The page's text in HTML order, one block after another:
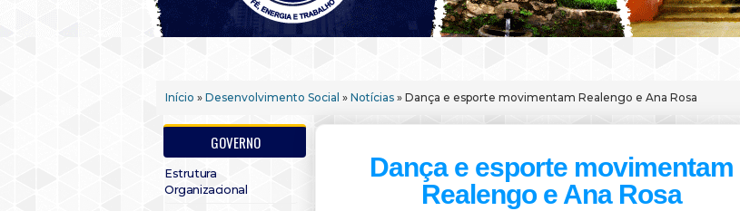
Início » Desenvolvimento Social » Notícias » Dança e esporte movimentam Realengo e Ana Rosa
GOVERNO
Estrutura
Organizacional
Dança e esporte movimentam
Realengo e Ana Rosa